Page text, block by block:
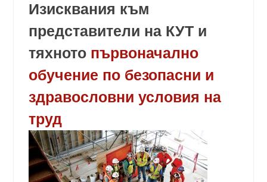
Изисквания към
представители на КУТ и
тяхното първоначално
обучение по безопасни и
здравословни условия на
труд